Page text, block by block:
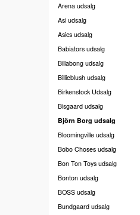
Arena udsalg
Asi udsalg
Asics udsalg
Babiators udsalg
Billabong udsalg
Billieblush udsalg
Birkenstock Udsalg
Bisgaard udsalg
Björn Borg udsalg
Bloomingville udsalg
Bobo Choses udsalg
Bon Ton Toys udsalg
Bonton udsalg
BOSS udsalg
Bundgaard udsalg